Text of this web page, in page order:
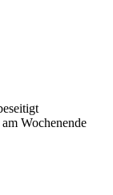
Wochenende